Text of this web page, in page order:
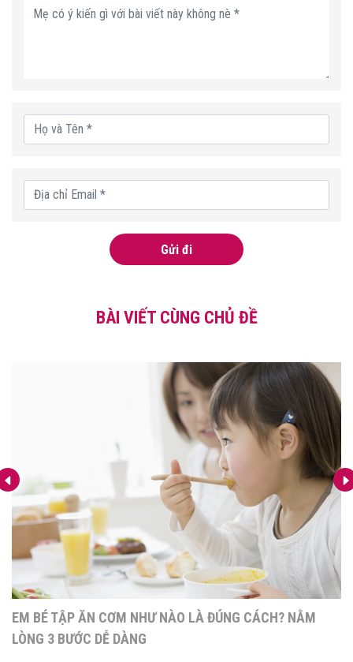
Gửi đi
BÀI VIẾT CÙNG CHỦ ĐỀ
4 PHƯƠNG PHÁP ĂN DẶM CHO BÉ PHỔ BIẾN NHẤT HIỆN
NAY